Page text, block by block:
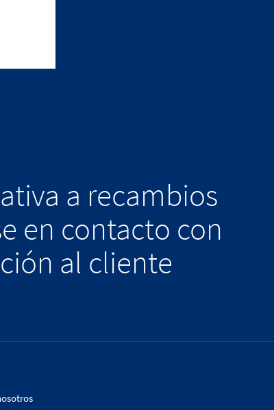
a recambios
en contacto con
al cliente